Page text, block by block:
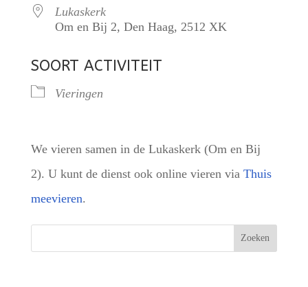
Lukaskerk
Om en Bij 2, Den Haag, 2512 XK
SOORT ACTIVITEIT
Vieringen
We vieren samen in de Lukaskerk (Om en Bij
2). U kunt de dienst ook online vieren via Thuis
meevieren.